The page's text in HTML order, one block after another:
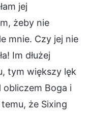
jej
żeby nie
mnie. Czy jej nie
Im dłużej
tym większy lęk
obliczem Boga i
że Sixing